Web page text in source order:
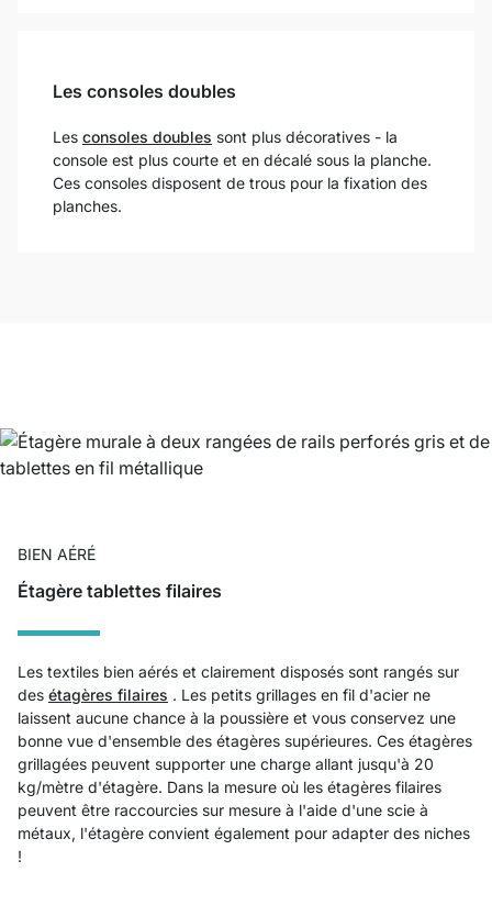
Les consoles doubles
Les consoles doubles sont plus décoratives - la
console est plus courte et en décalé sous la planche.
Ces consoles disposent de trous pour la fixation des
planches.
BIEN AÉRÉ
Étagère tablettes filaires
Les textiles bien aérés et clairement disposés sont rangés sur
des étagères filaires . Les petits grillages en fil d'acier ne
laissent aucune chance à la poussière et vous conservez une
bonne vue d'ensemble des étagères supérieures. Ces étagères
grillagées peuvent supporter une charge allant jusqu'à 20
kg/mètre d'étagère. Dans la mesure où les étagères filaires
peuvent être raccourcies sur mesure à l'aide d'une scie à
métaux, l'étagère convient également pour adapter des niches
!